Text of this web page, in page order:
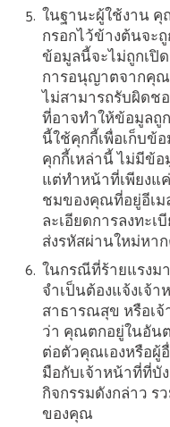
ในฐานะผู้ใช้งาน
กรอกไว้ข้างต้นจะ
ข้อมูลนี้จะไม่ถูกเปิ
การอนุญาตจากคุณ
ไม่สามารถรับผิดช
ที่อาจทำให้ข้อมูลถู
นี้ใช้คุกกี้เพื่อเก็บข้
คุกกี้เหล่านี้ ไม่มีข้
แต่ทำหน้าที่เพียงแ
ชมของคุณที่อยู่อีเม
ละเอียดการลงทะ
ส่งรหัสผ่านใหม่ห
ในกรณีที่ร้ายแรงม
จำเป็นต้องแจ้งเจ้
สาธารณสุข หรือเ
ว่า คุณตกอยู่ในอัน
ต่อตัวคุณเองหรือผู้
มือกับเจ้าหน้าที่ที่บั
กิจกรรมดังกล่าว ร
ของคุณ